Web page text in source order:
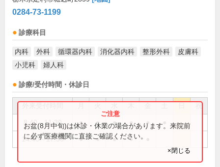
0284-73-1199
診療科目
内科 外科 循環器内科 消化器内科 整形外科
皮膚科
小児科
婦人科
診療/受付時間・休診日
祝
8:40～11:30 ● ● ● ● ●
14:40～17:30 ● ● ● ●
お盆(8月中旬)は休診・休業の場合があります。来院前
に必ず医療機関に直接ご確認ください。
×閉じる